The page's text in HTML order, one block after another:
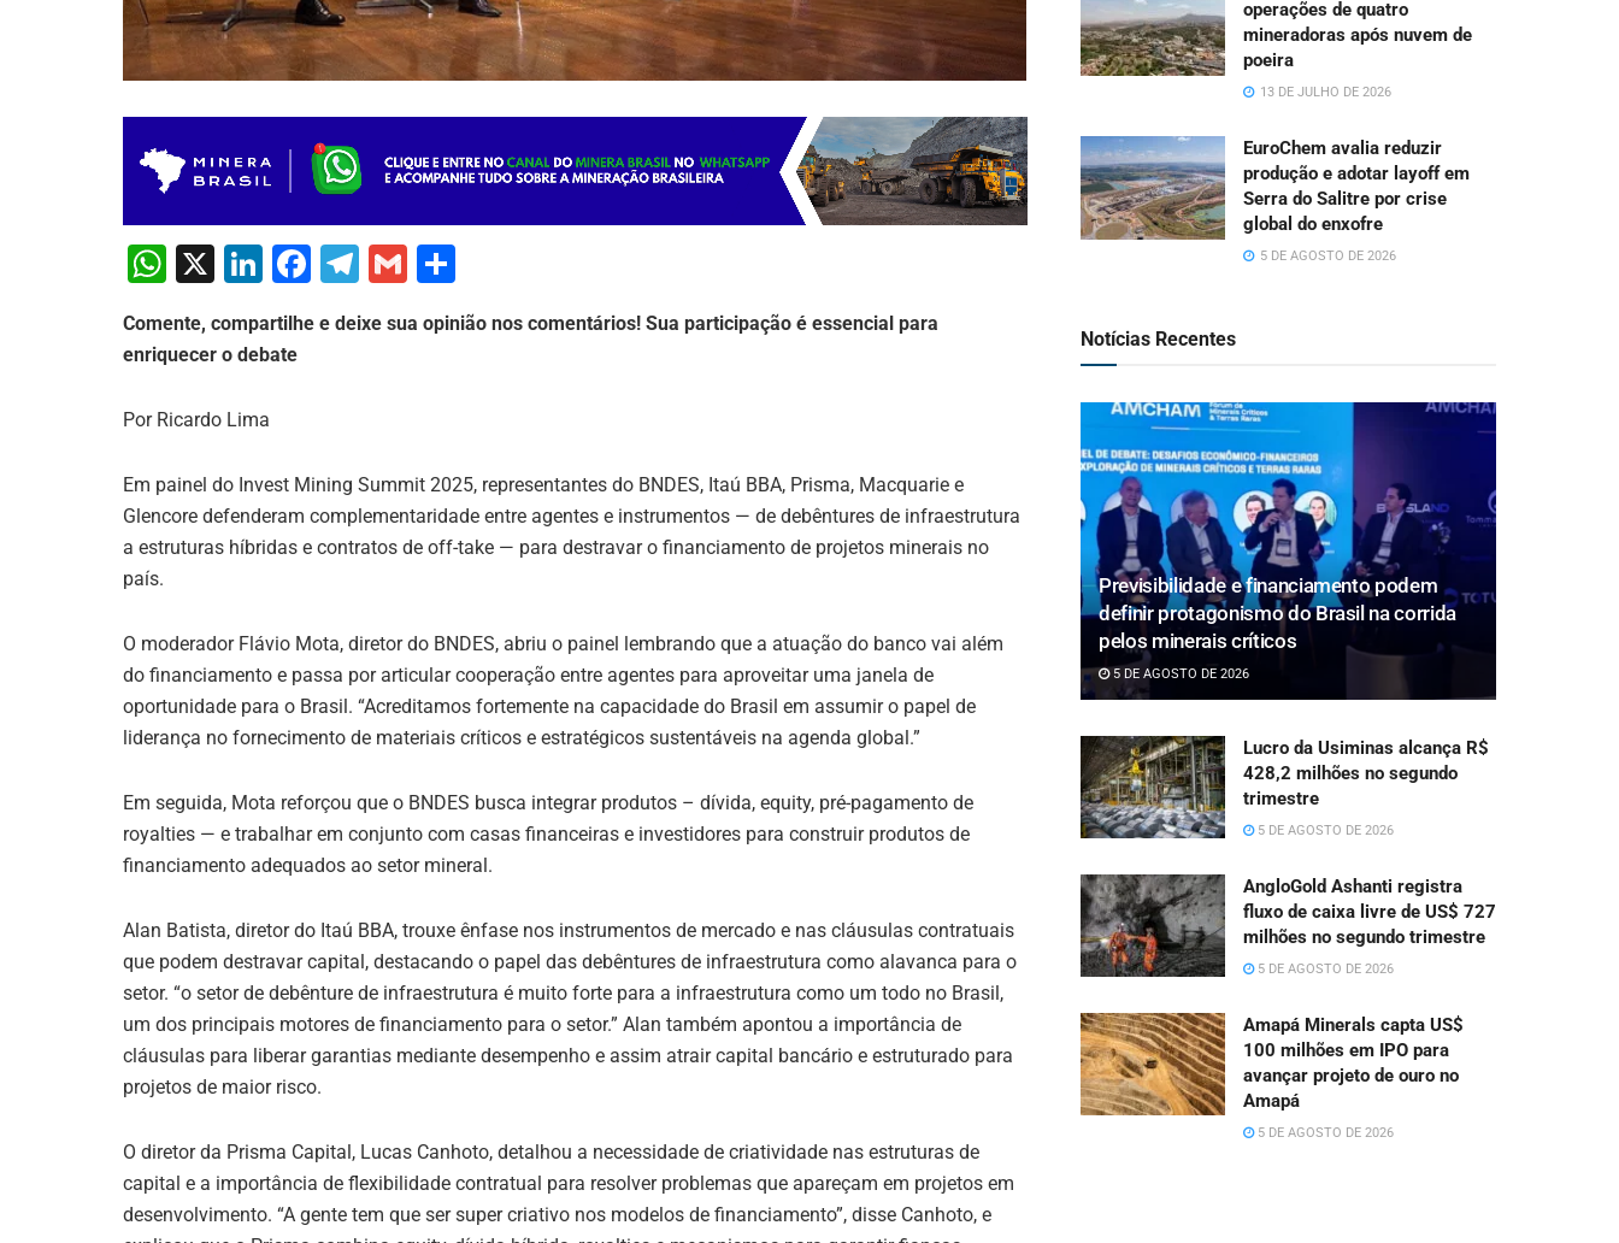
W
at
s
A
p
X
Li
k
dI
F
c
o
k
T
e
G
ai
h
ar
Comente, compartilhe e deixe sua opinião nos comentários! Sua participação é essencial para
enriquecer o debate
Por Ricardo Lima
Em painel do Invest Mining Summit 2025, representantes do BNDES, Itaú BBA, Prisma, Macquarie e
Glencore defenderam complementaridade entre agentes e instrumentos — de debêntures de infraestrutura
a estruturas híbridas e contratos de off-take — para destravar o financiamento de projetos minerais no
país.
O moderador Flávio Mota, diretor do BNDES, abriu o painel lembrando que a atuação do banco vai além
do financiamento e passa por articular cooperação entre agentes para aproveitar uma janela de
oportunidade para o Brasil. “Acreditamos fortemente na capacidade do Brasil em assumir o papel de
liderança no fornecimento de materiais críticos e estratégicos sustentáveis na agenda global.”
Em seguida, Mota reforçou que o BNDES busca integrar produtos – dívida, equity, pré-pagamento de
royalties — e trabalhar em conjunto com casas financeiras e investidores para construir produtos de
financiamento adequados ao setor mineral.
Alan Batista, diretor do Itaú BBA, trouxe ênfase nos instrumentos de mercado e nas cláusulas contratuais
que podem destravar capital, destacando o papel das debêntures de infraestrutura como alavanca para o
setor. “o setor de debênture de infraestrutura é muito forte para a infraestrutura como um todo no Brasil,
um dos principais motores de financiamento para o setor.” Alan também apontou a importância de
cláusulas para liberar garantias mediante desempenho e assim atrair capital bancário e estruturado para
projetos de maior risco.
O diretor da Prisma Capital, Lucas Canhoto, detalhou a necessidade de criatividade nas estruturas de
capital e a importância de flexibilidade contratual para resolver problemas que apareçam em projetos em
desenvolvimento. “A gente tem que ser super criativo nos modelos de financiamento”, disse Canhoto, e
operações de quatro
mineradoras após nuvem de
poeira
13 DE JULHO DE 2026
EuroChem avalia reduzir
produção e adotar layoff em
Serra do Salitre por crise
global do enxofre
5 DE AGOSTO DE 2026
Notícias Recentes
Previsibilidade e financiamento podem
definir protagonismo do Brasil na corrida
pelos minerais críticos
5 DE AGOSTO DE 2026
Lucro da Usiminas alcança R$
428,2 milhões no segundo
trimestre
5 DE AGOSTO DE 2026
AngloGold Ashanti registra
fluxo de caixa livre de US$ 727
milhões no segundo trimestre
5 DE AGOSTO DE 2026
Amapá Minerals capta US$
100 milhões em IPO para
avançar projeto de ouro no
Amapá
5 DE AGOSTO DE 2026